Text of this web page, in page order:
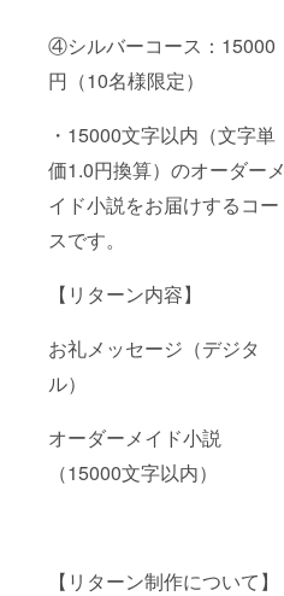
④シルバーコース：15000
円（10名様限定）
・15000文字以内（文字単
価1.0円換算）のオーダーメ
イド小説をお届けするコー
スです。
【リターン内容】
お礼メッセージ（デジタ
ル）
オーダーメイド小説
（15000文字以内）
【リターン制作について】